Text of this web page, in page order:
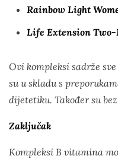
Rainbow Light
Life Extension
Ovi kompleksi sadrže
su u skladu s
dijetetiku. Također su
Zaključak
Kompleksi B vitamina